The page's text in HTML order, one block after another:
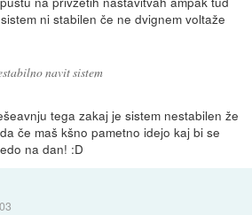
ni stabilen če ne dvignem voltaže
navit sistem
tega zakaj je sistem nestabilen že
če maš kšno pametno idejo kaj bi se
na dan! :D